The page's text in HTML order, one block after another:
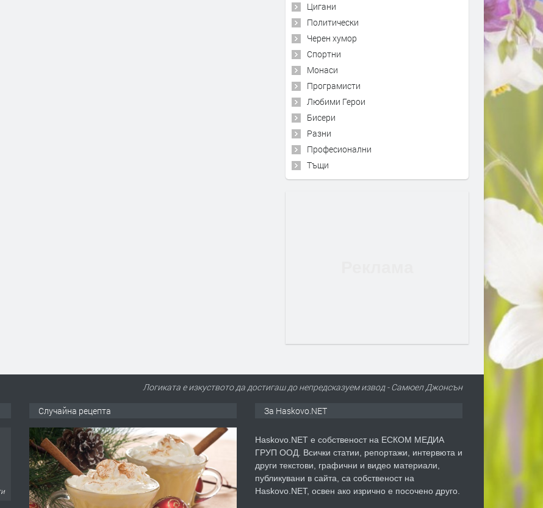
Цигани
Политически
Черен хумор
Спортни
Монаси
Програмисти
Любими Герои
Бисери
Разни
Професионални
Тъщи
Логиката е изкуството да достигаш до непредсказуем извод - Самюел Джонсън
Случайна рецепта За Haskovo.NET
Haskovo.NET е собственост на ЕСКОМ МЕДИА
ГРУП ООД. Всички статии, репортажи, интервюта и
други текстови, графични и видео материали,
публикувани в сайта, са собственост на
Haskovo.NET, освен ако изрично е посочено друго.